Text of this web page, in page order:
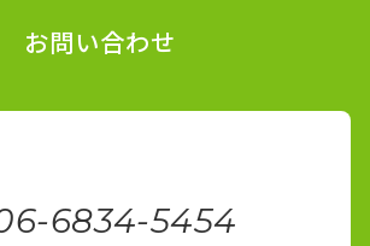
お問い合わせ
6834-5454